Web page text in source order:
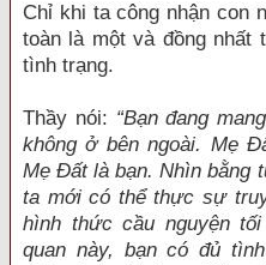
Chỉ khi ta công nhận con
toàn là một và đồng
tình trạng.
Thầy nói: “Bạn đang
không ở bên ngoài. Mẹ
Mẹ Đất là bạn. Nhìn bằng
ta mới có thể thực sự
hình thức cầu nguyện
quan này, bạn có đủ